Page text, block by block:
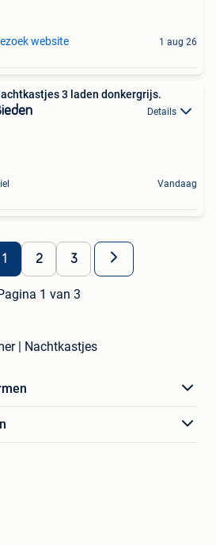
website 1 aug 26
3 laden donkergrijs.
Details
Vandaag
1 2 3
1 van 3
| Nachtkastjes